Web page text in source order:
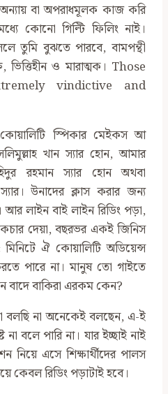
বা অপরাধমূলক কাজ করি
কোনো গিল্টি ফিলিং নাই।
তুমি বুঝতে পারবে, বামপন্থী
ভিত্তিহীন ও মারাত্মক। Those
vindictive and
কোয়ালিটি স্পিকার মেইকস আ
খান স্যার হোন, আমার
রহমান স্যার হোন অথবা
উনাদের ক্লাস করার জন্য
আর লাইন বাই লাইন রিডিং পড়া,
দেয়া, বছরভর একই জিনিস
ঐ কোয়ালিটি অডিয়েন্স
পারে না। মানুষ তো গাইতে
বাকিরা এরকম কেন?
বলছি না অনেকেই বলছেন, এ-ই
বলে পারি না। যার ইচ্ছাই নাই
নিয়ে এসে শিক্ষার্থীদের পালস
কেবল রিডিং পড়াটাই হবে।